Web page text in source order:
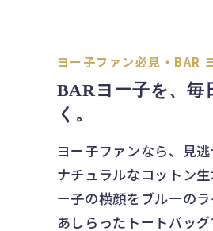
ヨー子ファン必見・BAR
BARヨー子を、毎
く。
ヨー子ファンなら、見逃
ナチュラルなコットン
ー子の横顔をブルーの
あしらったトートバッ